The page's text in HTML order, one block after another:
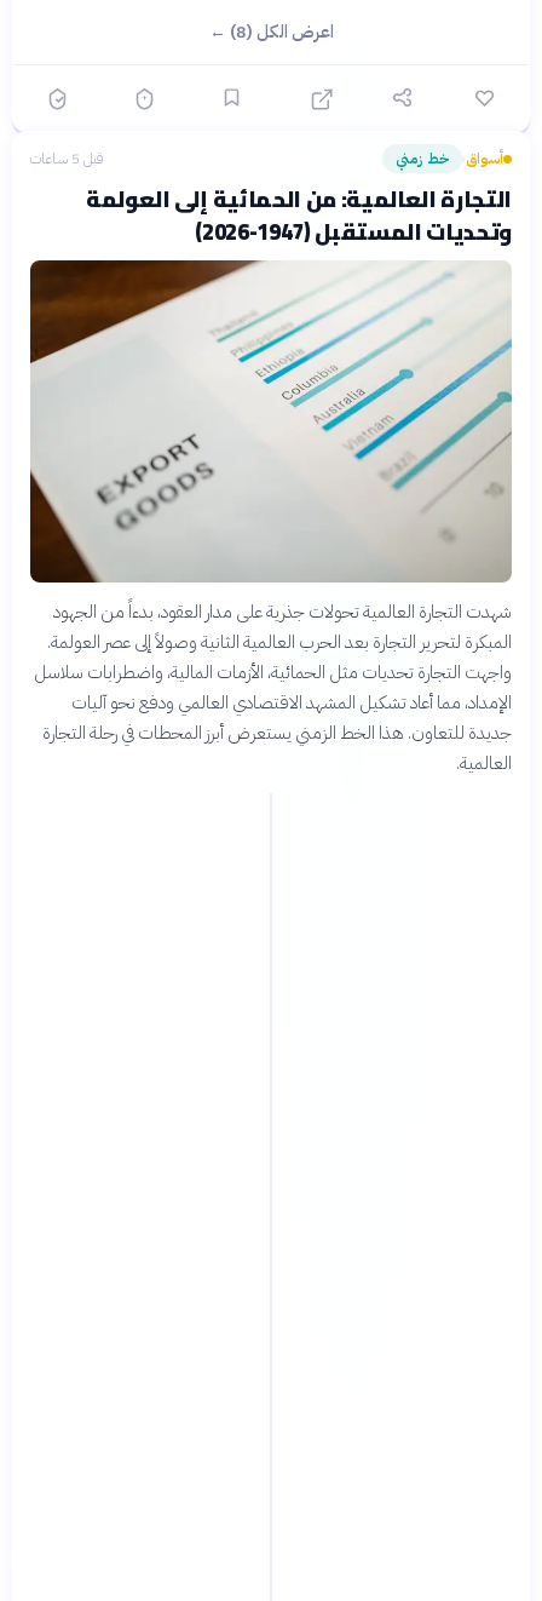
اعرض الكل (8) ←
أسواق› خط زمني قبل 5 ساعات
التجارة العالمية: من الحمائية إلى العولمة
وتحديات المستقبل (1947-2026)
شهدت التجارة العالمية تحولات جذرية على مدار العقود، بدءاً من الجهود
المبكرة لتحرير التجارة بعد الحرب العالمية الثانية وصولاً إلى عصر العولمة.
واجهت التجارة تحديات مثل الحمائية، الأزمات المالية، واضطرابات سلاسل
الإمداد، مما أعاد تشكيل المشهد الاقتصادي العالمي ودفع نحو آليات
جديدة للتعاون. هذا الخط الزمني يستعرض أبرز المحطات في رحلة التجارة
العالمية.